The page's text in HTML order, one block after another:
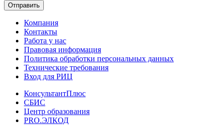
Отправить
Компания
Контакты
Работа у нас
Правовая информация
Политика обработки персональных данных
Технические требования
Вход для РИЦ
КонсультантПлюс
СБИС
Центр образования
PRO.ЭЛКОД